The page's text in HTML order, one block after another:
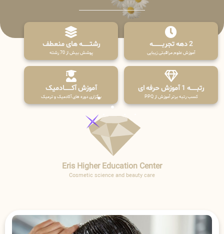
2 دهه تجربـــــــــه
آموزش علوم مراقبتی زیبایی
رشتـــــــه های منعطف
پوشش بیش از 70 رشته
رتبــــــه 1 آموزش حرفه ای
کسب رتبه برتر آموزش از PPQ
آموزش آکـــــــادمیک
برگزاری دوره های آکادمیک و ترمیک
Eris Higher Education Center
Cosmetic science and beauty care